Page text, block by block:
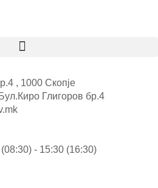
, 1000 Скопје
Глигоров бр.4
- 15:30 (16:30)